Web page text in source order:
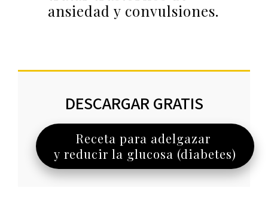
ansiedad y convulsiones.
DESCARGAR GRATIS
Receta para adelgazar
y reducir la glucosa (diabetes)